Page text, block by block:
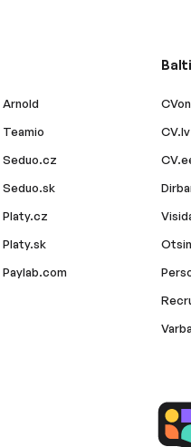
Arnold
Teamio
Seduo.cz
Seduo.sk
Platy.cz
Platy.sk
Paylab.com
CV.lv